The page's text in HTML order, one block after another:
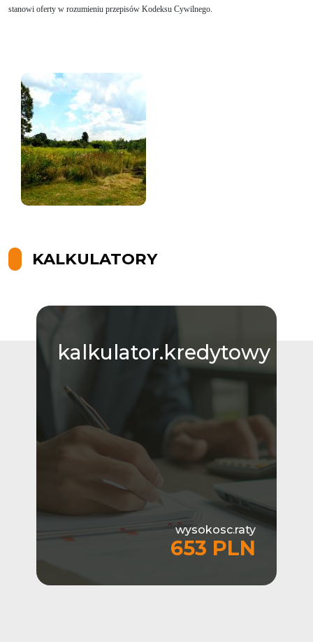
stanowi oferty w rozumieniu przepisów Kodeksu Cywilnego.
KALKULATORY
kalkulator.kredytowy
wysokosc.raty
653 PLN